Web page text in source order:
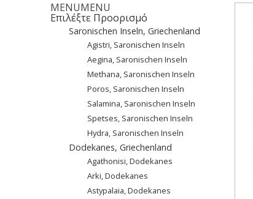
MENUMENU
Επιλέξτε Προορισμό
Saronischen Inseln, Griechenland
Agistri, Saronischen Inseln
Aegina, Saronischen Inseln
Methana, Saronischen Inseln
Poros, Saronischen Inseln
Salamina, Saronischen Inseln
Spetses, Saronischen Inseln
Hydra, Saronischen Inseln
Dodekanes, Griechenland
Agathonisi, Dodekanes
Arki, Dodekanes
Astypalaia, Dodekanes